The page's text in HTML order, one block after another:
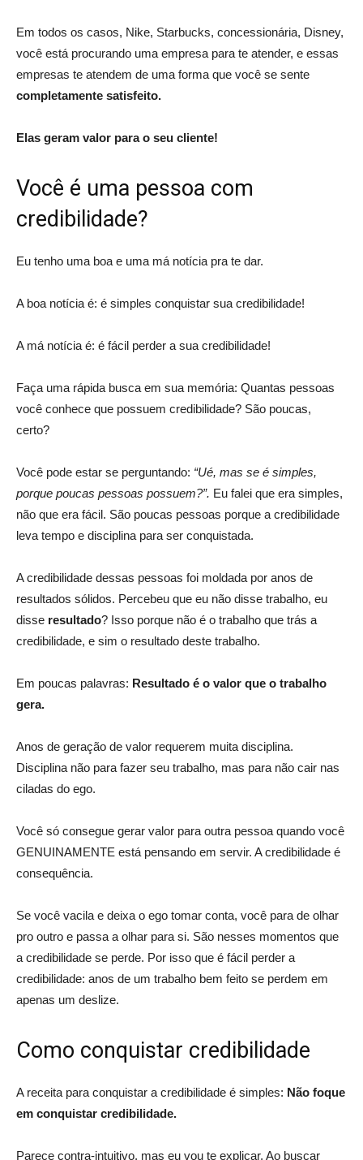
Em todos os casos, Nike, Starbucks, concessionária, Disney,
você está procurando uma empresa para te atender, e essas
empresas te atendem de uma forma que você se sente
completamente satisfeito.
Elas geram valor para o seu cliente!
Você é uma pessoa com
credibilidade?
Eu tenho uma boa e uma má notícia pra te dar.
A boa notícia é: é simples conquistar sua credibilidade!
A má notícia é: é fácil perder a sua credibilidade!
Faça uma rápida busca em sua memória: Quantas pessoas
você conhece que possuem credibilidade? São poucas,
certo?
Você pode estar se perguntando: “Ué, mas se é simples,
porque poucas pessoas possuem?”. Eu falei que era simples,
não que era fácil. São poucas pessoas porque a credibilidade
leva tempo e disciplina para ser conquistada.
A credibilidade dessas pessoas foi moldada por anos de
resultados sólidos. Percebeu que eu não disse trabalho, eu
disse resultado? Isso porque não é o trabalho que trás a
credibilidade, e sim o resultado deste trabalho.
Em poucas palavras: Resultado é o valor que o trabalho
gera.
Anos de geração de valor requerem muita disciplina.
Disciplina não para fazer seu trabalho, mas para não cair nas
ciladas do ego.
Você só consegue gerar valor para outra pessoa quando você
GENUINAMENTE está pensando em servir. A credibilidade é
consequência.
Se você vacila e deixa o ego tomar conta, você para de olhar
pro outro e passa a olhar para si. São nesses momentos que
a credibilidade se perde. Por isso que é fácil perder a
credibilidade: anos de um trabalho bem feito se perdem em
apenas um deslize.
Como conquistar credibilidade
A receita para conquistar a credibilidade é simples: Não foque
em conquistar credibilidade.
Parece contra-intuitivo, mas eu vou te explicar. Ao buscar